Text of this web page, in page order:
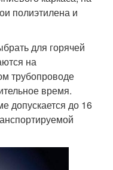
полиэтилена и
для горячей
на
трубопроводе
время.
допускается до 16